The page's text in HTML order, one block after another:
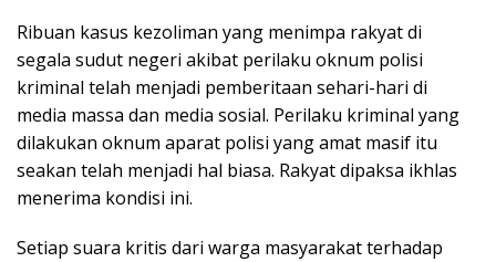
Ribuan kasus kezoliman yang menimpa rakyat di
segala sudut negeri akibat perilaku oknum polisi
kriminal telah menjadi pemberitaan sehari-hari di
media massa dan media sosial. Perilaku kriminal yang
dilakukan oknum aparat polisi yang amat masif itu
seakan telah menjadi hal biasa. Rakyat dipaksa ikhlas
menerima kondisi ini.
Setiap suara kritis dari warga masyarakat terhadap